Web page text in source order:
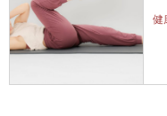
健